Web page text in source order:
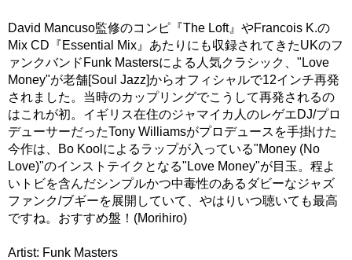
David Mancuso監修のコンピ『The Loft』やFrancois K.の
Mix CD『Essential Mix』あたりにも収録されてきたUKのフ
ァンクバンドFunk Mastersによる人気クラシック、"Love
Money"が老舗[Soul Jazz]からオフィシャルで12インチ再発
されました。当時のカップリングでこうして再発されるの
はこれが初。イギリス在住のジャマイカ人のレゲエDJ/プロ
デューサーだったTony Williamsがプロデュースを手掛けた
今作は、Bo Koolによるラップが入っている"Money (No
Love)"のインストテイクとなる"Love Money"が目玉。程よ
いトビを含んだシンプルかつ中毒性のあるダビーなジャズ
ファンク/ブギーを展開していて、やはりいつ聴いても最高
ですね。おすすめ盤！(Morihiro)
Artist: Funk Masters